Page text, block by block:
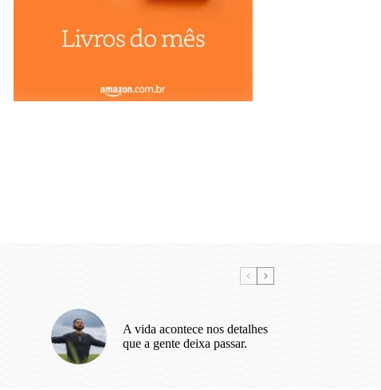
A vida acontece nos detalhes
que a gente deixa passar.